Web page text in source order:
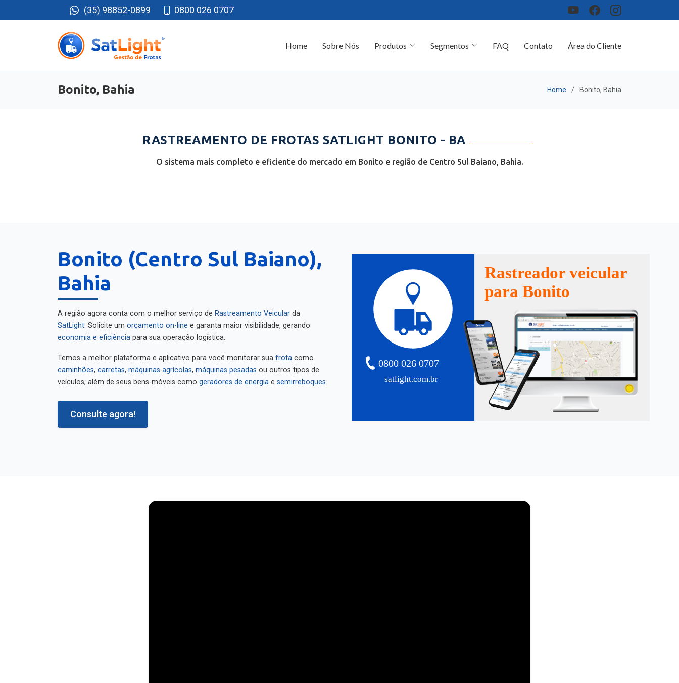
(35) 98852-0899 0800 026 0707
Home Sobre Nós Produtos Segmentos FAQ Contato Área do Cliente
Bonito, Bahia Home Bonito, Bahia
RASTREAMENTO DE FROTAS SATLIGHT BONITO - BA
O sistema mais completo e eficiente do mercado em Bonito e região de Centro Sul Baiano, Bahia.
Bonito (Centro Sul Baiano),
Bahia
A região agora conta com o melhor serviço de Rastreamento Veicular da
SatLight. Solicite um orçamento on-line e garanta maior visibilidade, gerando
economia e eficiência para sua operação logística.
Temos a melhor plataforma e aplicativo para você monitorar sua frota como
caminhões, carretas, máquinas agrícolas, máquinas pesadas ou outros tipos de
veículos, além de seus bens-móveis como geradores de energia e semirreboques.
Consulte agora!
satlight.com.br
0800 026 0707
Rastreador veicular
para Bonito